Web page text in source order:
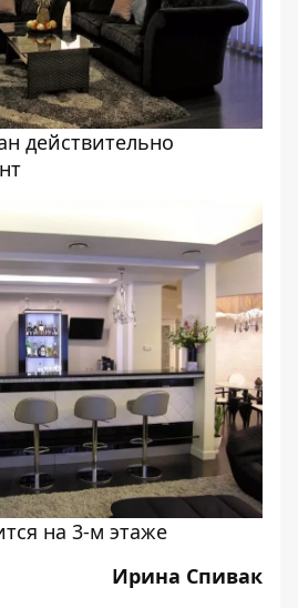
действительно
на 3-м этаже
Ирина Спивак